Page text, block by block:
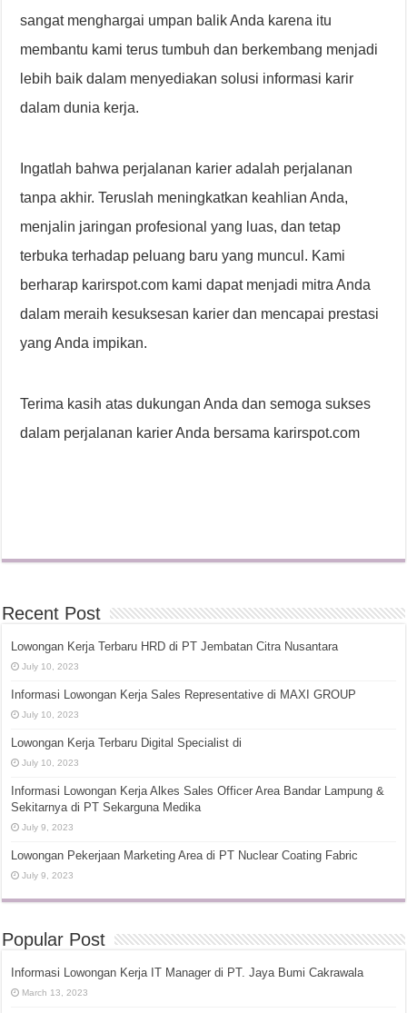
sangat menghargai umpan balik Anda karena itu
membantu kami terus tumbuh dan berkembang menjadi
lebih baik dalam menyediakan solusi informasi karir
dalam dunia kerja.
Ingatlah bahwa perjalanan karier adalah perjalanan
tanpa akhir. Teruslah meningkatkan keahlian Anda,
menjalin jaringan profesional yang luas, dan tetap
terbuka terhadap peluang baru yang muncul. Kami
berharap karirspot.com kami dapat menjadi mitra Anda
dalam meraih kesuksesan karier dan mencapai prestasi
yang Anda impikan.
Terima kasih atas dukungan Anda dan semoga sukses
dalam perjalanan karier Anda bersama karirspot.com
Recent Post
Lowongan Kerja Terbaru HRD di PT Jembatan Citra Nusantara
July 10, 2023
Informasi Lowongan Kerja Sales Representative di MAXI GROUP
July 10, 2023
Lowongan Kerja Terbaru Digital Specialist di
July 10, 2023
Informasi Lowongan Kerja Alkes Sales Officer Area Bandar Lampung &
Sekitarnya di PT Sekarguna Medika
July 9, 2023
Lowongan Pekerjaan Marketing Area di PT Nuclear Coating Fabric
July 9, 2023
Popular Post
Informasi Lowongan Kerja IT Manager di PT. Jaya Bumi Cakrawala
March 13, 2023